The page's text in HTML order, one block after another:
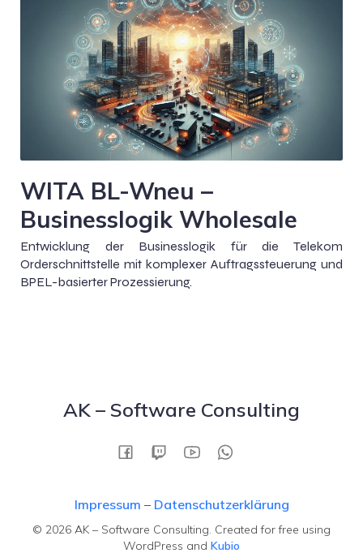
WITA BL-Wneu –
Businesslogik Wholesale
Entwicklung der Businesslogik für die Telekom
Orderschnittstelle mit komplexer Auftragssteuerung und
BPEL-basierter Prozessierung.
AK – Software Consulting
Impressum – Datenschutzerklärung
© 2026 AK – Software Consulting. Created for free using
WordPress and Kubio